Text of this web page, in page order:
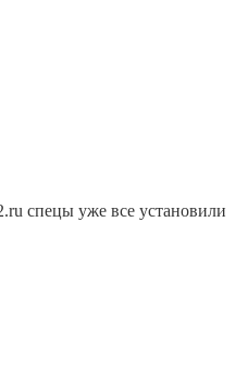
спецы уже все установили